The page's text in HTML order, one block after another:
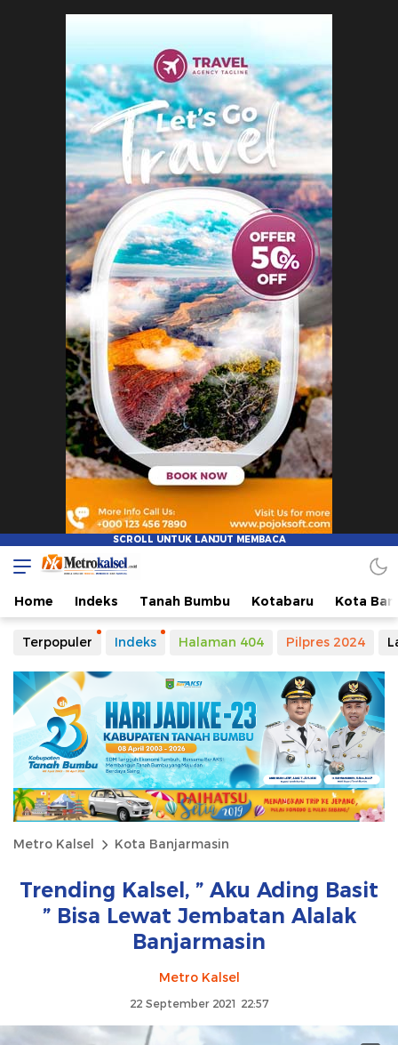
Home Indeks Tanah Bumbu Kotabaru Kota
Terpopuler Indeks Halaman 404 Pilpres 2024
Metro Kalsel Kota Banjarmasin
Trending Kalsel, ” Aku Ading Basit
” Bisa Lewat Jembatan Alalak
Banjarmasin
Metro Kalsel
22 September 2021 22:57